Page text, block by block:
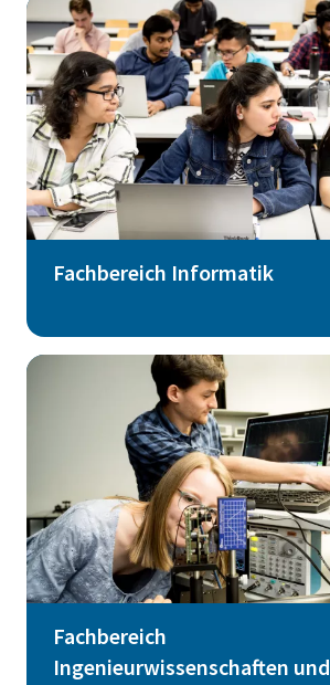
Fachbereich Informatik
Fachbereich
Ingenieurwissenschaften und